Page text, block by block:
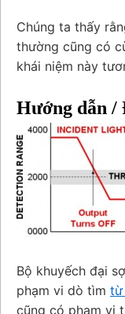
Chúng ta thấy
thường cũng có
khái niệm này
Hướng dẫn /
Bộ khuyếch đại
phạm vi dò tìm từ
cũng có phạm vi